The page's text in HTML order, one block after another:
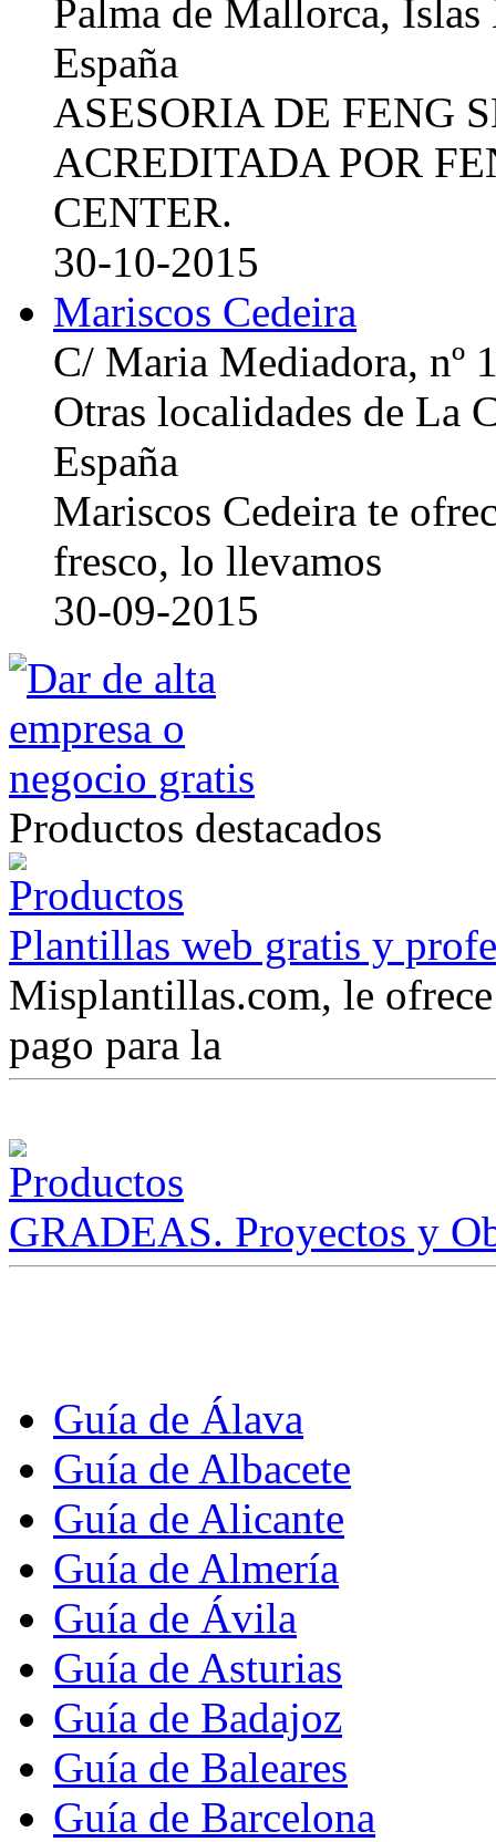
Palma de Mallorca, Islas
España
ASESORIA DE FENG
ACREDITADA POR
CENTER.
30-10-2015
Mariscos Cedeira
C/ Maria Mediadora, nº
Otras localidades de La
España
Mariscos Cedeira te
fresco, lo llevamos
30-09-2015
Productos destacados
Plantillas web gratis y
Misplantillas.com, le
pago para la
GRADEAS. Proyectos y
Guía de Álava
Guía de Albacete
Guía de Alicante
Guía de Almería
Guía de Ávila
Guía de Asturias
Guía de Badajoz
Guía de Baleares
Guía de Barcelona